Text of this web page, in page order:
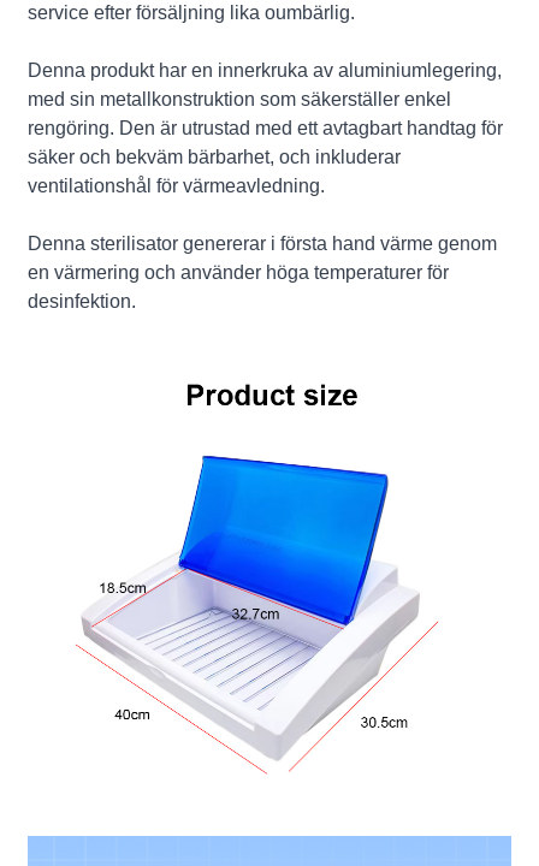
service efter försäljning lika oumbärlig.
Denna produkt har en innerkruka av aluminiumlegering,
med sin metallkonstruktion som säkerställer enkel
rengöring. Den är utrustad med ett avtagbart handtag för
säker och bekväm bärbarhet, och inkluderar
ventilationshål för värmeavledning.
Denna sterilisator genererar i första hand värme genom
en värmering och använder höga temperaturer för
desinfektion.